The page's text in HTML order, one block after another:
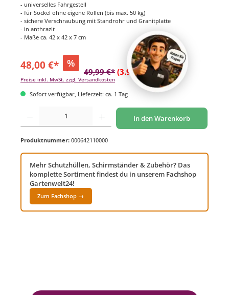
- universelles Fahrgestell
- für Sockel ohne eigene Rollen (bis max. 50 kg)
- sichere Verschraubung mit Standrohr und Granitplatte
- in anthrazit
- Maße ca. 42 x 42 x 7 cm
48,00 €* %
49,99 €* (3.98% gespart)
Preise inkl. MwSt. zzgl. Versandkosten
Sofort verfügbar, Lieferzeit: ca. 1 Tag
Produkt Anzahl: Gib den gewünschten Wert ein oder benutze die Schaltflächen um
In den Warenkorb
Produktnummer: 000642110000
Mehr Schutzhüllen, Schirmständer & Zubehör? Das
komplette Sortiment findest du in unserem Fachshop
Gartenwelt24!
Zum Fachshop →